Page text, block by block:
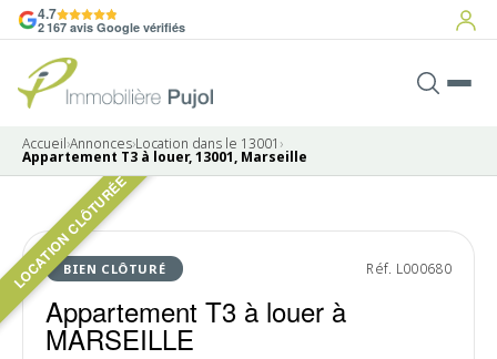
4.7
2 167 avis Google vérifiés
Accueil›Annonces›Location dans le 13001 ›
Appartement T3 à louer, 13001, Marseille
LOCATION CLÔTURÉE
BIEN CLÔTURÉ Réf. L000680
Appartement T3 à louer à
MARSEILLE
LOUÉ